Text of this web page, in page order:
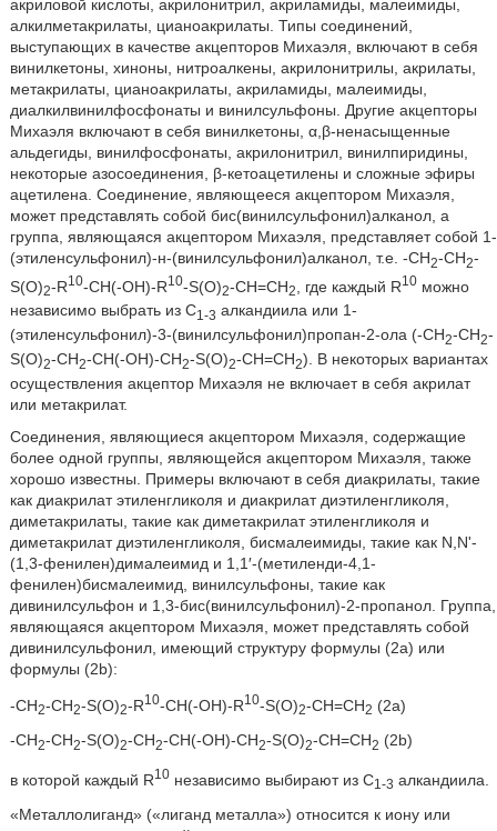
акриловой кислоты, акрилонитрил, акриламиды, малеимиды,
алкилметакрилаты, цианоакрилаты. Типы соединений,
выступающих в качестве акцепторов Михаэля, включают в себя
винилкетоны, хиноны, нитроалкены, акрилонитрилы, акрилаты,
метакрилаты, цианоакрилаты, акриламиды, малеимиды,
диалкилвинилфосфонаты и винилсульфоны. Другие акцепторы
Михаэля включают в себя винилкетоны, α,β-ненасыщенные
альдегиды, винилфосфонаты, акрилонитрил, винилпиридины,
некоторые азосоединения, β-кетоацетилены и сложные эфиры
ацетилена. Соединение, являющееся акцептором Михаэля,
может представлять собой бис(винилсульфонил)алканол, а
группа, являющаяся акцептором Михаэля, представляет собой 1-
(этиленсульфонил)-н-(винилсульфонил)алканол, т.е. -CH2-CH2-
S(O)2-R10-CH(-OH)-R10-S(O)2-CH=CH2 , где каждый R10можно
независимо выбрать из C1-3 алкандиила или 1-
(этиленсульфонил)-3-(винилсульфонил)пропан-2-ола (-CH2-CH2-
S(O)2-CH2-CH(-OH)-CH2-S(O)2-CH=CH2). В некоторых вариантах
осуществления акцептор Михаэля не включает в себя акрилат
или метакрилат.
Соединения, являющиеся акцептором Михаэля, содержащие
более одной группы, являющейся акцептором Михаэля, также
хорошо известны. Примеры включают в себя диакрилаты, такие
как диакрилат этиленгликоля и диакрилат диэтиленгликоля,
диметакрилаты, такие как диметакрилат этиленгликоля и
диметакрилат диэтиленгликоля, бисмалеимиды, такие как N,N'-
(1,3-фенилен)дималеимид и 1,1′-(метиленди-4,1-
фенилен)бисмалеимид, винилсульфоны, такие как
дивинилсульфон и 1,3-бис(винилсульфонил)-2-пропанол. Группа,
являющаяся акцептором Михаэля, может представлять собой
дивинилсульфонил, имеющий структуру формулы (2a) или
формулы (2b):
-CH2-CH2-S(O)2-R10-CH(-OH)-R10-S(O)2-CH=CH2 (2a)
-CH2-CH2-S(O)2-CH2-CH(-OH)-CH2-S(O)2-CH=CH2 (2b)
в которой каждый R10независимо выбирают из C1-3 алкандиила.
«Металлолиганд» («лиганд металла») относится к иону или